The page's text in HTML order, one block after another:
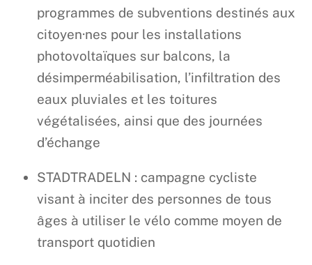
programmes de subventions destinés aux
citoyen·nes pour les installations
photovoltaïques sur balcons, la
désimperméabilisation, l’infiltration des
eaux pluviales et les toitures
végétalisées, ainsi que des journées
d’échange
STADTRADELN : campagne cycliste
visant à inciter des personnes de tous
âges à utiliser le vélo comme moyen de
transport quotidien